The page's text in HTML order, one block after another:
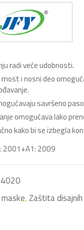
radi veće udobnosti.
i nosni deo
savršeno
omogućava lako
kako bi se izbegla
2001+A1: 2009
4020
,Zaštita